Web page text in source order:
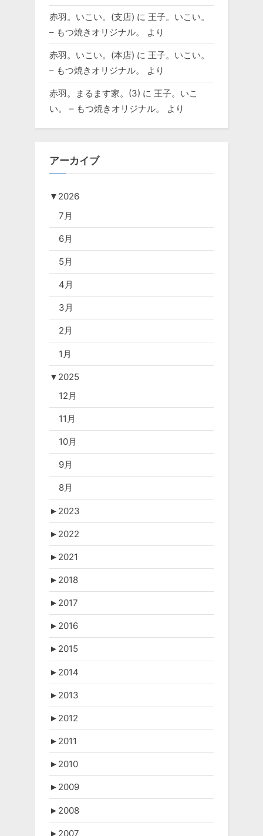
赤羽。いこい。(支店) に 王子。いこい。
– もつ焼きオリジナル。
より
赤羽。いこい。(本店) に 王子。いこい。
– もつ焼きオリジナル。
より
赤羽。まるます家。(3) に 王子。いこ
い。 – もつ焼きオリジナル。
より
アーカイブ
▼ 2026
7月
6月
5月
4月
3月
2月
1月
▼ 2025
12月
11月
10月
9月
8月
► 2023
► 2022
► 2021
► 2018
► 2017
► 2016
► 2015
► 2014
► 2013
► 2012
► 2011
► 2010
► 2009
► 2008
► 2007